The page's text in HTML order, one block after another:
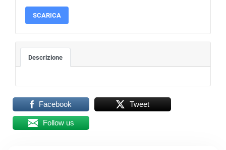
SCARICA
Descrizione
Facebook Tweet
Follow us